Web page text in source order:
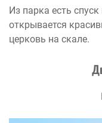
Из парка есть
открывается
церковь на скале.